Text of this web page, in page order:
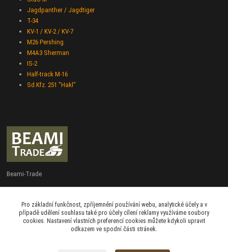
Jagdpanther / Jagdtiger
T-34
KV-1 / KV-2 / KV-7
M26 Pershing
M4A3 Sherman
IS-2
Half-track M-16
Sd.Kfz. 251 "Hakl"
Beami-Trade
+420 775 427 778
Po - Pá 9:00 - 16:00
admin@beami-trade.cz
Pro základní funkčnost, zpříjemnění používání webu, analytické účely a v
případě udělení souhlasu také pro účely cílení reklamy využíváme soubory
cookies. Nastavení vlastních preferencí cookies můžete kdykoli upravit
odkazem ve spodní části stránek.